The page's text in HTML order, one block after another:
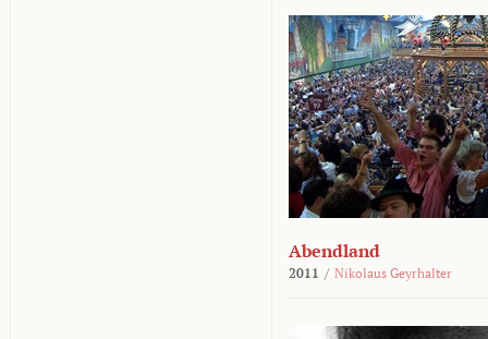
Abendland
2011 / Nikolaus Geyrhalter